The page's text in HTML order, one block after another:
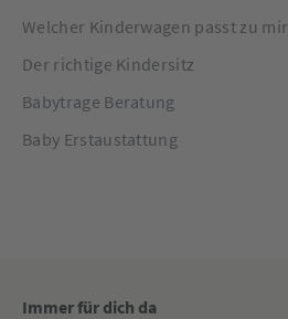
Welcher Kinderwagen passt zu mir
Der richtige Kindersitz
Babytrage Beratung
Baby Erstaustattung
Immer für dich da